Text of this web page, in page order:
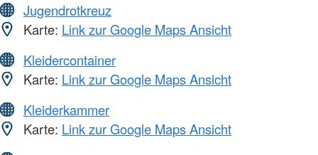
Jugendrotkreuz
Karte: Link zur Google Maps Ansicht
Kleidercontainer
Karte: Link zur Google Maps Ansicht
Kleiderkammer
Karte: Link zur Google Maps Ansicht